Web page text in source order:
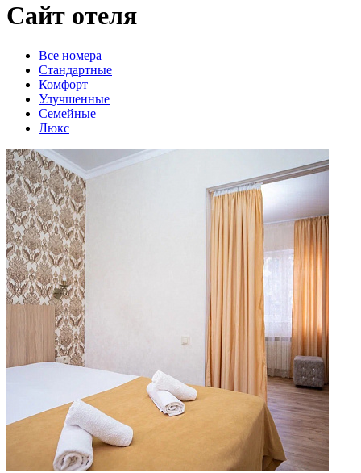
Сайт отеля
Вcе номера
Стандартные
Комфорт
Улучшенные
Семейные
Люкс